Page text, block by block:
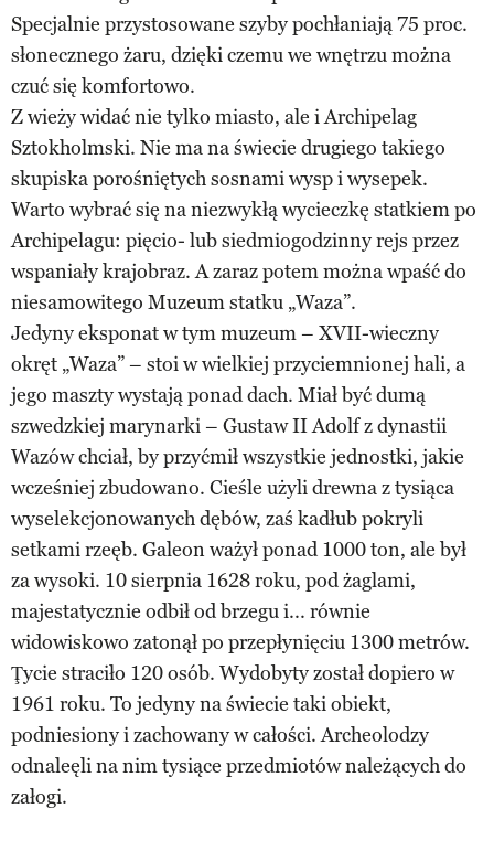
Specjalnie przystosowane szyby pochłaniają 75 proc.
słonecznego żaru, dzięki czemu we wnętrzu można
czuć się komfortowo.
Z wieży widać nie tylko miasto, ale i Archipelag
Sztokholmski. Nie ma na świecie drugiego takiego
skupiska porośniętych sosnami wysp i wysepek.
Warto wybrać się na niezwykłą wycieczkę statkiem po
Archipelagu: pięcio- lub siedmiogodzinny rejs przez
wspaniały krajobraz. A zaraz potem można wpaść do
niesamowitego Muzeum statku „Waza”.
Jedyny eksponat w tym muzeum – XVII-wieczny
okręt „Waza” – stoi w wielkiej przyciemnionej hali, a
jego maszty wystają ponad dach. Miał być dumą
szwedzkiej marynarki – Gustaw II Adolf z dynastii
Wazów chciał, by przyćmił wszystkie jednostki, jakie
wcześniej zbudowano. Cieśle użyli drewna z tysiąca
wyselekcjonowanych dębów, zaś kadłub pokryli
setkami rzeęb. Galeon ważył ponad 1000 ton, ale był
za wysoki. 10 sierpnia 1628 roku, pod żaglami,
majestatycznie odbił od brzegu i... równie
widowiskowo zatonął po przepłynięciu 1300 metrów.
Ţycie straciło 120 osób. Wydobyty został dopiero w
1961 roku. To jedyny na świecie taki obiekt,
podniesiony i zachowany w całości. Archeolodzy
odnaleęli na nim tysiące przedmiotów należących do
załogi.